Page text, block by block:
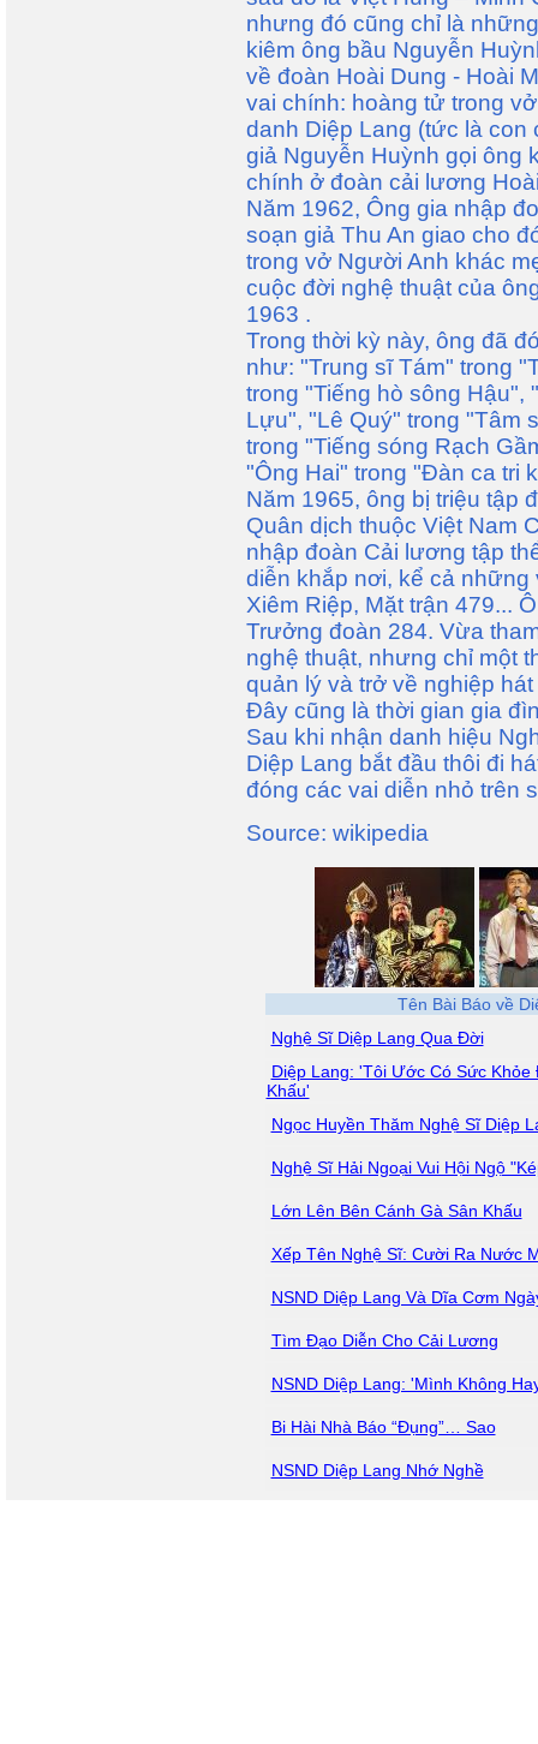
nhưng đó cũng chỉ là
kiêm ông bầu Nguyễn
về đoàn Hoài Dung - Hoài
vai chính: hoàng tử trong
danh Diệp Lang (tức là con
giả Nguyễn Huỳnh gọi ông
chính ở đoàn cải lương
Năm 1962, Ông gia nhập
soạn giả Thu An giao cho
trong vở Người Anh khác
cuộc đời nghệ thuật của
1963 .
Trong thời kỳ này, ông đã
như: "Trung sĩ Tám" trong
trong "Tiếng hò sông
Lựu", "Lê Quý" trong "Tâm
trong "Tiếng sóng Rạch
"Ông Hai" trong "Đàn ca tri
Năm 1965, ông bị triệu tập
Quân dịch thuộc Việt Nam
nhập đoàn Cải lương tập
diễn khắp nơi, kể cả
Xiêm Riệp, Mặt trận 479...
Trưởng đoàn 284. Vừa
nghệ thuật, nhưng chỉ một
quản lý và trở về nghiệp
Đây cũng là thời gian gia
Sau khi nhận danh hiệu
Diệp Lang bắt đầu thôi đi
đóng các vai diễn nhỏ trên
Source: wikipedia
Tên Bài Báo về
Nghệ Sĩ Diệp Lang Qua Đời
Diệp Lang: 'Tôi Ước Có Sức
Khấu'
Ngọc Huyền Thăm Nghệ Sĩ Diệp
Nghệ Sĩ Hải Ngoại Vui Hội Ngộ
Lớn Lên Bên Cánh Gà Sân Khấu
Xếp Tên Nghệ Sĩ: Cười Ra Nước
NSND Diệp Lang Và Dĩa Cơm
Tìm Đạo Diễn Cho Cải Lương
NSND Diệp Lang: 'Mình Không
Bi Hài Nhà Báo “Đụng”… Sao
NSND Diệp Lang Nhớ Nghề